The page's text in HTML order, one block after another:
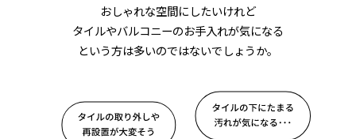
おしゃれな空間にしたいけれど
タイルやバルコニーのお手入れが気になる
という方は多いのではないでしょうか。